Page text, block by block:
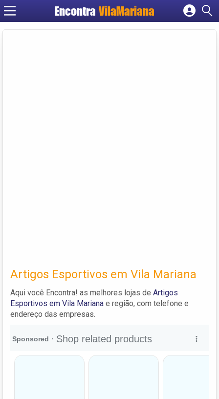
EncontraVilaMariana
Cadastrar empresa
Artigos Esportivos em Vila Mariana
Aqui você Encontra! as melhores lojas de Artigos
Esportivos em Vila Mariana e região, com telefone e
endereço das empresas.